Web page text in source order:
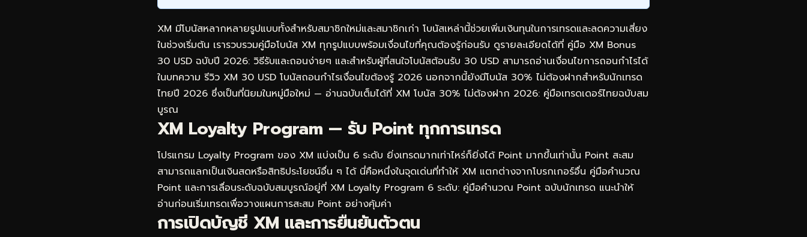
XM มีโบนัสหลากหลายรูปแบบทั้งสำหรับสมาชิกใหม่และสมาชิกเก่า โบนัสเหล่านี้ช่วยเพิ่มเงินทุนในการเทรดและลดความเสี่ยง
ในช่วงเริ่มต้น เรารวบรวมคู่มือโบนัส XM ทุกรูปแบบพร้อมเงื่อนไขที่คุณต้องรู้ก่อนรับ ดูรายละเอียดได้ที่ คู่มือ XM Bonus
30 USD ฉบับปี 2026: วิธีรับและถอนง่ายๆ และสำหรับผู้ที่สนใจโบนัสต้อนรับ 30 USD สามารถอ่านเงื่อนไขการถอนกำไรได้
ในบทความ รีวิว XM 30 USD โบนัสถอนกำไรเงื่อนไขต้องรู้ 2026 นอกจากนี้ยังมีโบนัส 30% ไม่ต้องฝากสำหรับนักเทรด
ไทยปี 2026 ซึ่งเป็นที่นิยมในหมู่มือใหม่ — อ่านฉบับเต็มได้ที่ XM โบนัส 30% ไม่ต้องฝาก 2026: คู่มือเทรดเดอร์ไทยฉบับสม
บูรณ
XM Loyalty Program — รับ Point ทุกการเทรด
โปรแกรม Loyalty Program ของ XM แบ่งเป็น 6 ระดับ ยิ่งเทรดมากเท่าไหร่ก็ยิ่งได้ Point มากขึ้นเท่านั้น Point สะสม
สามารถแลกเป็นเงินสดหรือสิทธิประโยชน์อื่น ๆ ได้ นี่คือหนึ่งในจุดเด่นที่ทำให้ XM แตกต่างจากโบรกเกอร์อื่น คู่มือคำนวณ
Point และการเลื่อนระดับฉบับสมบูรณ์อยู่ที่ XM Loyalty Program 6 ระดับ: คู่มือคำนวณ Point ฉบับนักเทรด แนะนำให้
อ่านก่อนเริ่มเทรดเพื่อวางแผนการสะสม Point อย่างคุ้มค่า
การเปิดบัญชี XM และการยืนยันตัวตน